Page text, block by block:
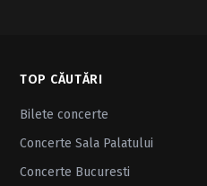
TOP CĂUTĂRI
Bilete concerte
Concerte Sala Palatului
Concerte Bucuresti